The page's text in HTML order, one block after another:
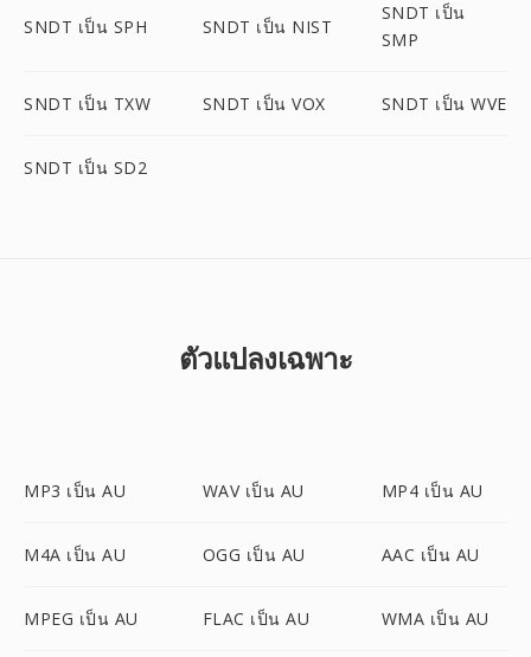
SNDT เป็น SPH SNDT เป็น NIST
SNDT เป็น
SMP
SNDT เป็น TXW SNDT เป็น VOX SNDT เป็น WVE
SNDT เป็น SD2
ตัวแปลงเฉพาะ
MP3 เป็น AU WAV เป็น AU MP4 เป็น AU
M4A เป็น AU OGG เป็น AU AAC เป็น AU
MPEG เป็น AU FLAC เป็น AU WMA เป็น AU